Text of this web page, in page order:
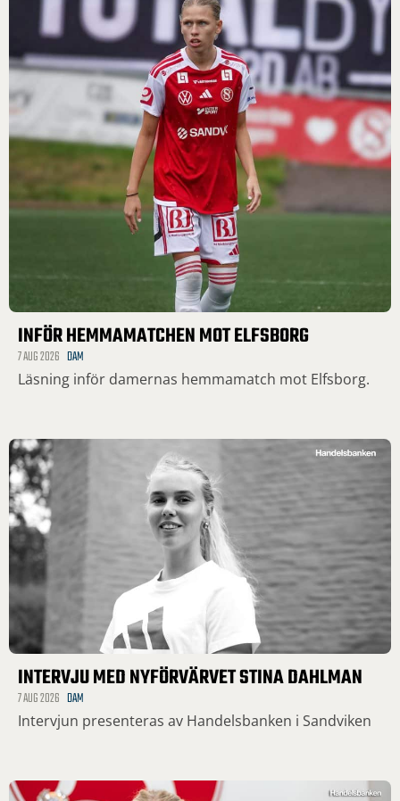
INFÖR HEMMAMATCHEN MOT ELFSBORG
7 AUG 2026 DAM
Läsning inför damernas hemmamatch mot Elfsborg.
INTERVJU MED NYFÖRVÄRVET STINA DAHLMAN
7 AUG 2026 DAM
Intervjun presenteras av Handelsbanken i Sandviken